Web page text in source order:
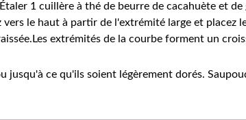
1 cuillère à thé de beurre de cacahuète et de
le haut à partir de l'extrémité large et placez
extrémités de la courbe forment un
ce qu'ils soient légèrement dorés.